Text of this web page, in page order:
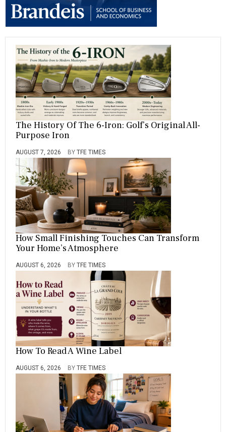
The History Of The 6-Iron: Golf’s Original All-
Purpose Iron
AUGUST 7, 2026 BY TFE TIMES
How Small Finishing Touches Can Transform
Your Home’s Atmosphere
AUGUST 6, 2026 BY TFE TIMES
How To Read A Wine Label
AUGUST 6, 2026 BY TFE TIMES